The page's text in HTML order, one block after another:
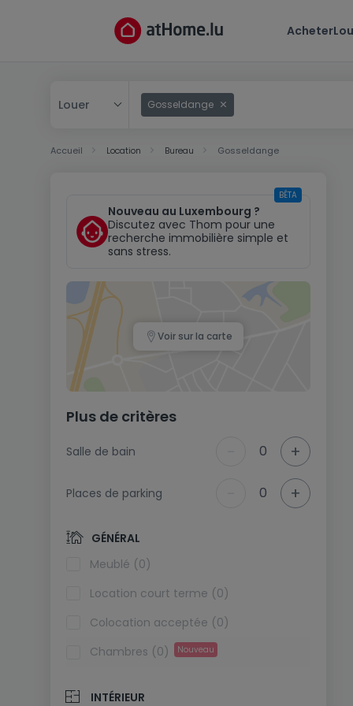
Acheter
Louer Gosseldange
Accueil Location Bureau Gosseldange
Nouveau au Luxembourg ?
Discutez avec Thom pour une
recherche immobilière simple et
sans stress.
BÊTA
Voir sur la carte
Plus de critères
Salle de bain 0 +
Places de parking 0 +
GÉNÉRAL
Meublé (0)
Location court terme (0)
Colocation acceptée (0)
Chambres (0)
Nouveau
INTÉRIEUR